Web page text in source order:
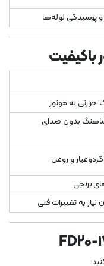
پوسیدگی لوله‌ها
باکیفیت
به موتور
بدون صدای
و روغن
برنجی
به تغییرات فنی